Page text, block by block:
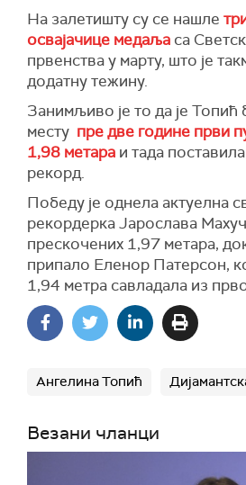
На залетишту су се нашле
освајачице медаља са
првенства у марту, што је
додатну тежину.
Занимљиво је то да је
месту пре две године први
1,98 метара и тада
рекорд.
Победу је однела актуелна
рекордерка Јарослава
прескочених 1,97 метара,
припало Еленор Патерсон,
1,94 метра савладала из
Ангелина Топић
Везани чланци